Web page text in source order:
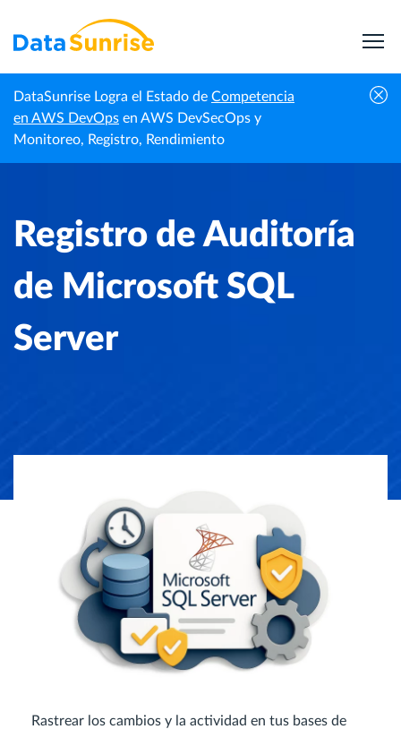
DataSunrise Logra el Estado de Competencia
en AWS DevOps en AWS DevSecOps y
Monitoreo, Registro, Rendimiento
Inicio
Centro de
Conocimiento
Registro de Auditoría de Microsoft SQL
Server
Registro de Auditoría
de Microsoft SQL
Server
Rastrear los cambios y la actividad en tus bases de